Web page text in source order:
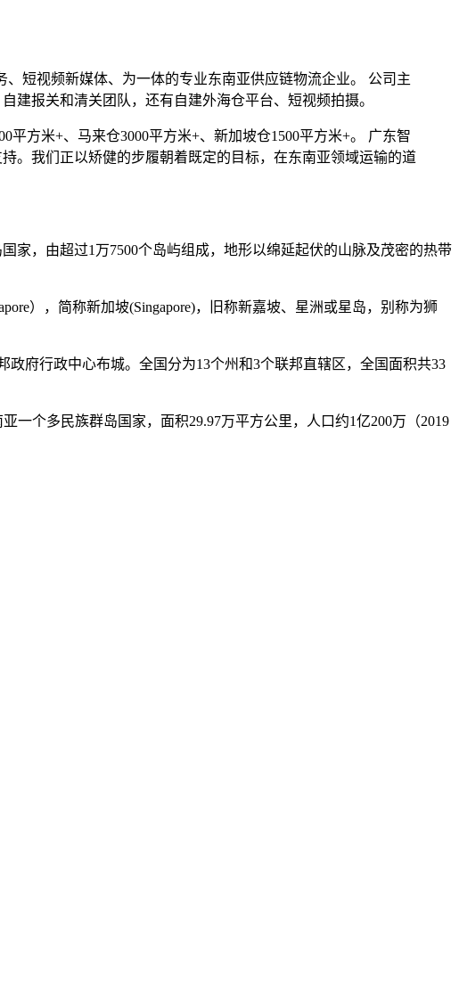
短视频新媒体、为一体的专业东南亚供应链物流企业。 公司主
建报关和清关团队，还有自建外海仓平台、短视频拍摄。
平方米+、马来仓3000平方米+、新加坡仓1500平方米+。 广东智
。我们正以矫健的步履朝着既定的目标，在东南亚领域运输的道
，由超过1万7500个岛屿组成，地形以绵延起伏的山脉及茂密的热带
），简称新加坡(Singapore)，旧称新嘉坡、星洲或星岛，别称为狮
府行政中心布城。全国分为13个州和3个联邦直辖区，全国面积共33
一个多民族群岛国家，面积29.97万平方公里，人口约1亿200万（2019